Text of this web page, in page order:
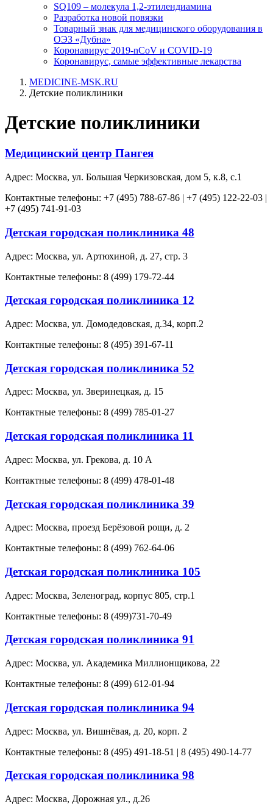
SQ109 – молекула 1,2-этилендиамина
Разработка новой повязки
Товарный знак для медицинского оборудования в
ОЭЗ «Дубна»
Коронавирус 2019-nCoV и COVID-19
Коронавирус, самые эффективные лекарства
MEDICINE-MSK.RU
Детские поликлиники
Детские поликлиники
Медицинский центр Пангея
Адрес: Москва, ул. Большая Черкизовская, дом 5, к.8, с.1
Контактные телефоны: +7 (495) 788-67-86 | +7 (495) 122-22-03 |
+7 (495) 741-91-03
Детская городская поликлиника 48
Адрес: Москва, ул. Артюхиной, д. 27, стр. 3
Контактные телефоны: 8 (499) 179-72-44
Детская городская поликлиника 12
Адрес: Москва, ул. Домодедовская, д.34, корп.2
Контактные телефоны: 8 (495) 391-67-11
Детская городская поликлиника 52
Адрес: Москва, ул. Зверинецкая, д. 15
Контактные телефоны: 8 (499) 785-01-27
Детская городская поликлиника 11
Адрес: Москва, ул. Грекова, д. 10 А
Контактные телефоны: 8 (499) 478-01-48
Детская городская поликлиника 39
Адрес: Москва, проезд Берёзовой рощи, д. 2
Контактные телефоны: 8 (499) 762-64-06
Детская городская поликлиника 105
Адрес: Москва, Зеленоград, корпус 805, стр.1
Контактные телефоны: 8 (499)731-70-49
Детская городская поликлиника 91
Адрес: Москва, ул. Академика Миллионщикова, 22
Контактные телефоны: 8 (499) 612-01-94
Детская городская поликлиника 94
Адрес: Москва, ул. Вишнёвая, д. 20, корп. 2
Контактные телефоны: 8 (495) 491-18-51 | 8 (495) 490-14-77
Детская городская поликлиника 98
Адрес: Москва, Дорожная ул., д.26